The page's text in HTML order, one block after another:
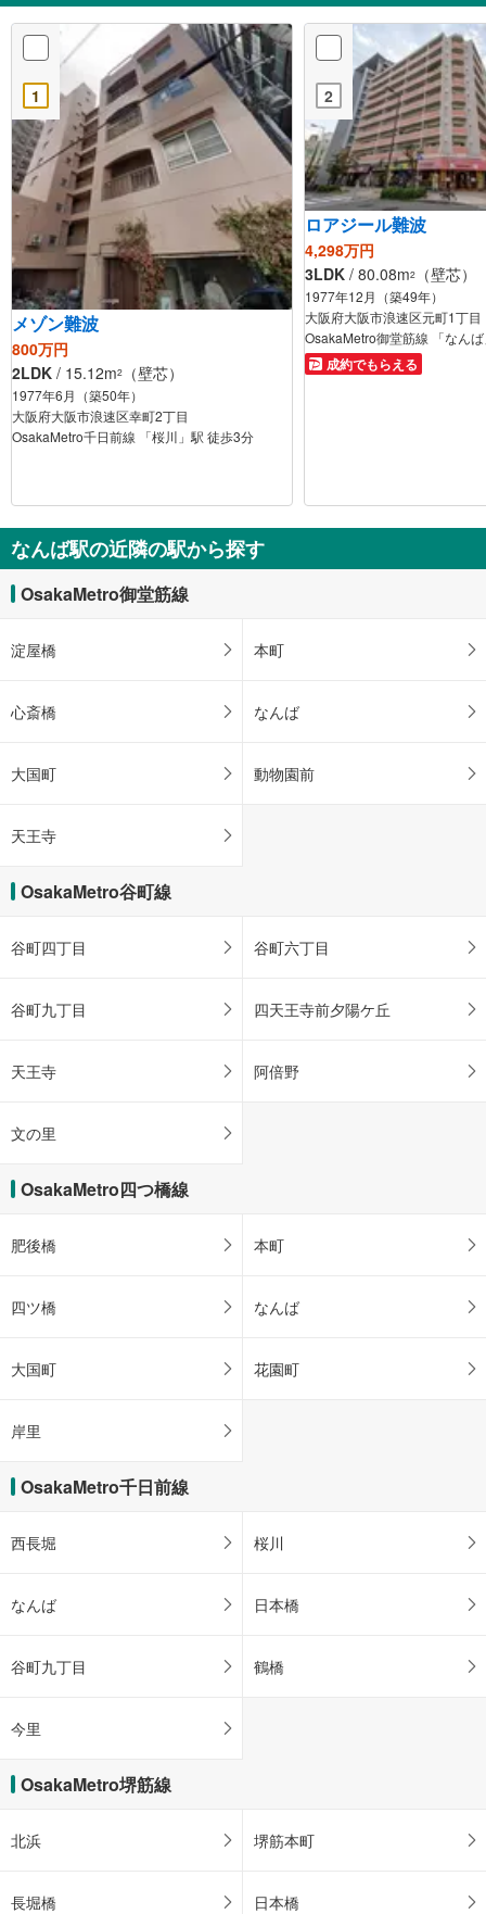
1
メゾン難波
800万円
2LDK / 15.12m2 （壁芯）
1977年6月（築50年）
大阪府大阪市浪速区幸町2丁目
OsakaMetro千日前線 「桜川」駅 徒歩3分
2
ロアジール難波
4,298万円
3LDK / 80.08m2 （壁芯）
1977年12月（築49年）
大阪府大阪市浪速区元町1丁目
OsakaMetro御堂筋線 「なん
成約でもらえる
なんば駅の近隣の駅から探す
OsakaMetro御堂筋線
淀屋橋 本町
心斎橋 なんば
大国町 動物園前
天王寺
OsakaMetro谷町線
谷町四丁目 谷町六丁目
谷町九丁目 四天王寺前夕陽ケ丘
天王寺 阿倍野
文の里
OsakaMetro四つ橋線
肥後橋 本町
四ツ橋 なんば
大国町 花園町
岸里
OsakaMetro千日前線
西長堀 桜川
なんば 日本橋
谷町九丁目 鶴橋
今里
OsakaMetro堺筋線
北浜 堺筋本町
長堀橋 日本橋